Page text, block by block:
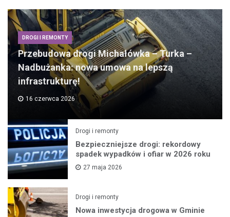
DROGI I REMONTY
Przebudowa drogi Michałówka – Turka –
Nadbużanka: nowa umowa na lepszą
infrastrukturę!
16 czerwca 2026
Drogi i remonty
Bezpieczniejsze drogi: rekordowy
spadek wypadków i ofiar w 2026 roku
27 maja 2026
Drogi i remonty
Nowa inwestycja drogowa w Gminie